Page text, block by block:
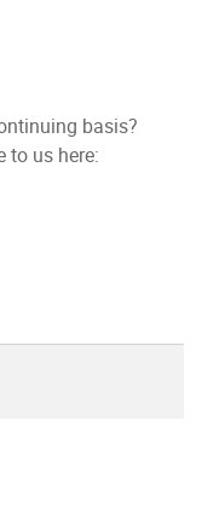
basis?
to us here: